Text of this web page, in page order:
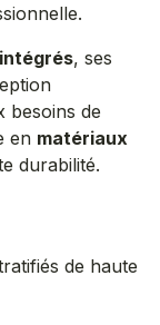
, ses
besoins de
en matériaux
durabilité.
de haute